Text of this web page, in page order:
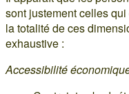
sont justement celles
la totalité de ces
exhaustive :
Accessibilité